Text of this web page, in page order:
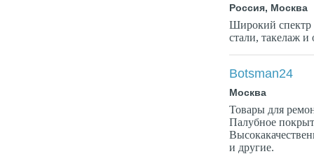
Россия, Москва
Широкий спектр
стали, такелаж и
Botsman24
Москва
Товары для
Палубное
и другие.